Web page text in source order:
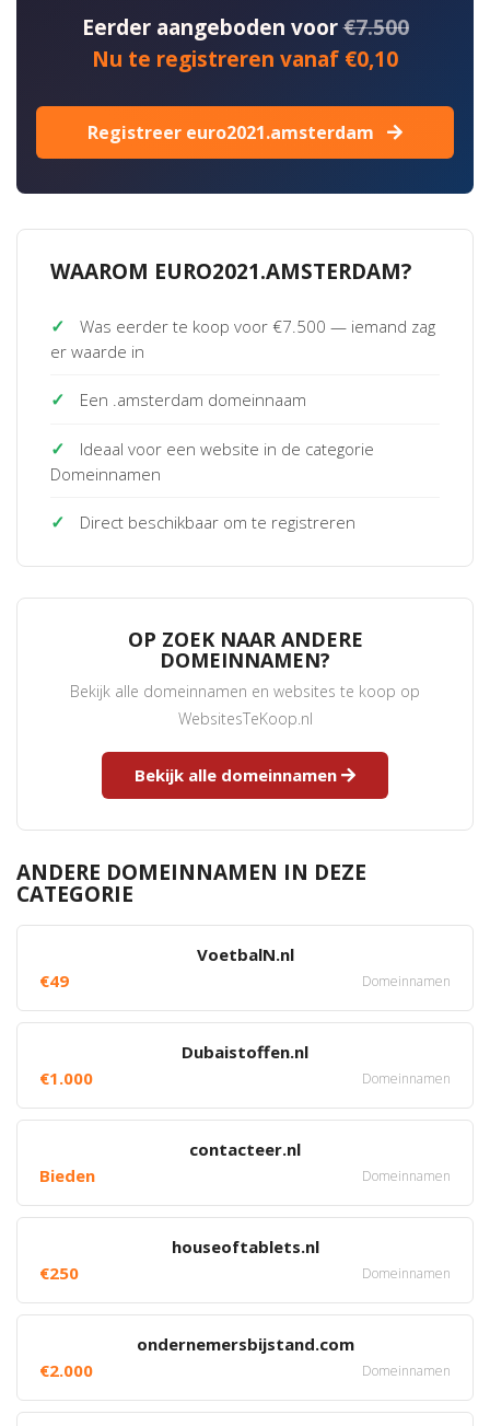
Eerder aangeboden voor€7.500
Nu te registreren vanaf €0,10
Registreer euro2021.amsterdam
WAAROM EURO2021.AMSTERDAM?
✓
Was eerder te koop voor €7.500 — iemand zag
er waarde in
✓ Een .amsterdam domeinnaam
✓
Ideaal voor een website in de categorie
Domeinnamen
✓ Direct beschikbaar om te registreren
OP ZOEK NAAR ANDERE
DOMEINNAMEN?
Bekijk alle domeinnamen en websites te koop op
WebsitesTeKoop.nl
Bekijk alle domeinnamen
ANDERE DOMEINNAMEN IN DEZE
CATEGORIE
VoetbalN.nl
€49
Domeinnamen
Dubaistoffen.nl
€1.000
Domeinnamen
contacteer.nl
Bieden
Domeinnamen
houseoftablets.nl
€250
Domeinnamen
ondernemersbijstand.com
€2.000
Domeinnamen